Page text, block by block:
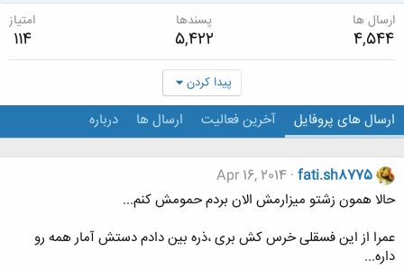
ارسال ها
4,544
پسندها
5,422
امتیاز
114
پیدا کردن
ارسال های پروفایل آخرین فعالیت ارسال ها درباره
fati.sh8775
Apr 16, 2014
حالا همون زشتو میزارمش الان بردم حمومش کنم...
عمرا از این فسقلی خرس کش بری ،ذره بین دادم دستش آمار همه رو
داره...